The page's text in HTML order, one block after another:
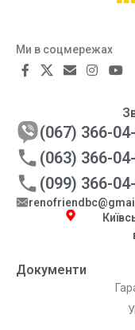
Ми в соцмережах
Документи
(067) 366-
(063) 366-
(099) 366-